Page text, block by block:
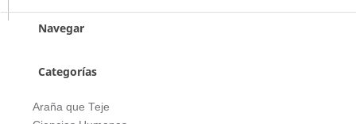
Navegar
Categorías
Araña que Teje